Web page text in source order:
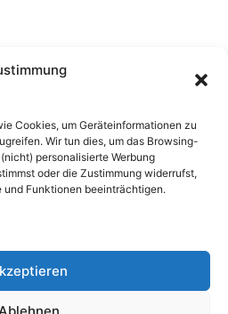
Cookies, um Geräteinformationen zu
Wir tun dies, um das Browsing-
personalisierte Werbung
oder die Zustimmung widerrufst,
Funktionen beeinträchtigen.
Ablehnen
Partnern